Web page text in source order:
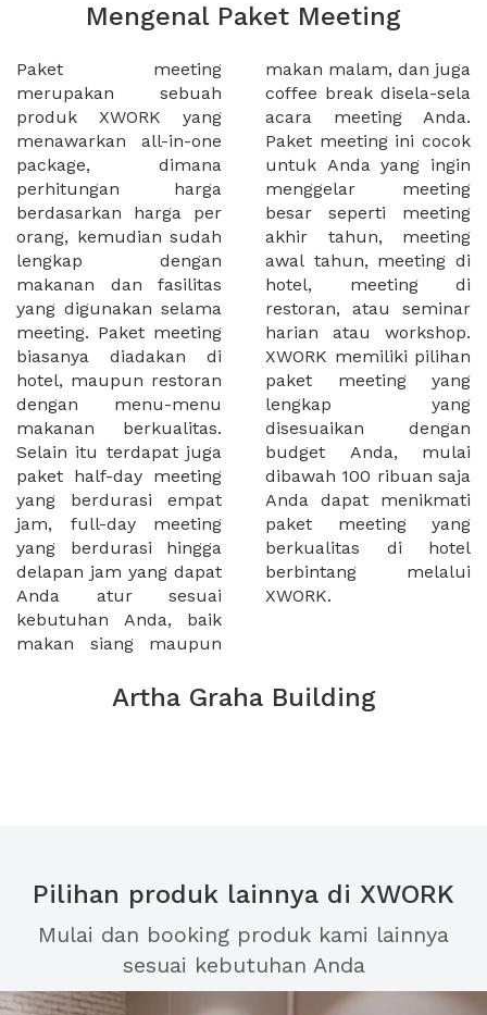
Mengenal Paket Meeting
Paket meeting
merupakan sebuah
produk XWORK yang
menawarkan all-in-one
package, dimana
perhitungan harga
berdasarkan harga per
orang, kemudian sudah
lengkap dengan
makanan dan fasilitas
yang digunakan selama
meeting. Paket meeting
biasanya diadakan di
hotel, maupun restoran
dengan menu-menu
makanan berkualitas.
Selain itu terdapat juga
paket half-day meeting
yang berdurasi empat
jam, full-day meeting
yang berdurasi hingga
delapan jam yang dapat
Anda atur sesuai
kebutuhan Anda, baik
makan siang maupun
makan malam, dan juga
coffee break disela-sela
acara meeting Anda.
Paket meeting ini cocok
untuk Anda yang ingin
menggelar meeting
besar seperti meeting
akhir tahun, meeting
awal tahun, meeting di
hotel, meeting di
restoran, atau seminar
harian atau workshop.
XWORK memiliki pilihan
paket meeting yang
lengkap yang
disesuaikan dengan
budget Anda, mulai
dibawah 100 ribuan saja
Anda dapat menikmati
paket meeting yang
berkualitas di hotel
berbintang melalui
XWORK.
Artha Graha Building
Pilihan produk lainnya di XWORK
Mulai dan booking produk kami lainnya
sesuai kebutuhan Anda